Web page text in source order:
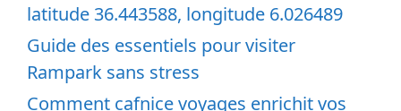
latitude 36.443588, longitude 6.026489
Guide des essentiels pour visiter
Rampark sans stress
Comment cafnice voyages enrichit vos